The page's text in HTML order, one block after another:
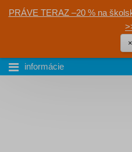
PRÁVE TERAZ –20 % na
×
informácie